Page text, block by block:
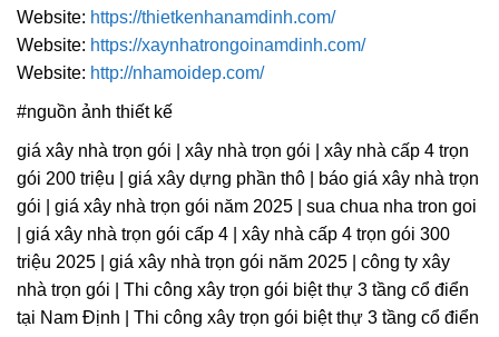
Website: https://thietkenhanamdinh.com/
Website: https://xaynhatrongoinamdinh.com/
Website: http://nhamoidep.com/
#nguồn ảnh thiết kế
giá xây nhà trọn gói | xây nhà trọn gói | xây nhà cấp 4 trọn
gói 200 triệu | giá xây dựng phần thô | báo giá xây nhà trọn
gói | giá xây nhà trọn gói năm 2025 | sua chua nha tron goi
| giá xây nhà trọn gói cấp 4 | xây nhà cấp 4 trọn gói 300
triệu 2025 | giá xây nhà trọn gói năm 2025 | công ty xây
nhà trọn gói | Thi công xây trọn gói biệt thự 3 tầng cổ điển
tại Nam Định | Thi công xây trọn gói biệt thự 3 tầng cổ điển